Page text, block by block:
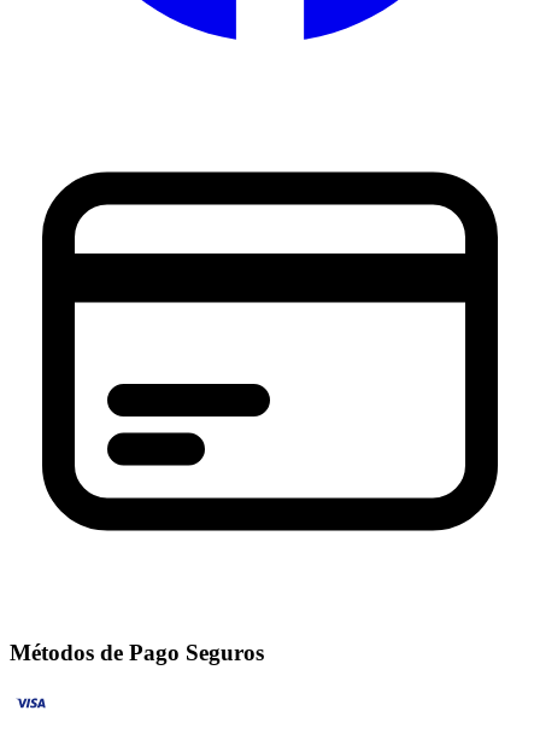
Métodos de Pago Seguros